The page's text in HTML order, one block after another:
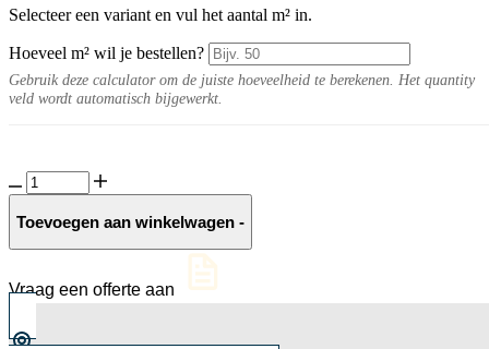
Selecteer een variant en vul het aantal m² in.
Hoeveel m² wil je bestellen?
Gebruik deze calculator om de juiste hoeveelheid te berekenen. Het quantity
veld wordt automatisch bijgewerkt.
Verano
20MM
Grey
Toevoegen aan winkelwagen -
Vraag een offerte aan